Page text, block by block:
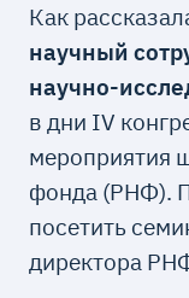
Как
научный
научно-
в дни IV
мероприятия
фонда (РНФ).
посетить
директора